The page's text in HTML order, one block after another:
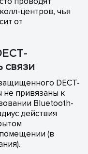
центров, чья
от
связи
DECT-
не привязаны к
Bluetooth-
действия
(в